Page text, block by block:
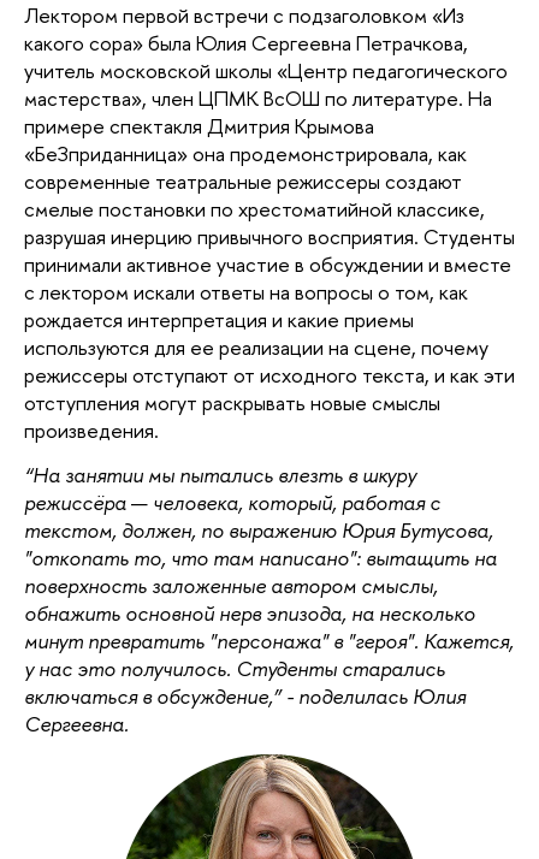
Лектором первой встречи с подзаголовком «Из
какого сора» была Юлия Сергеевна Петрачкова,
учитель московской школы «Центр педагогического
мастерства», член ЦПМК ВсОШ по литературе. На
примере спектакля Дмитрия Крымова
«БеЗприданница» она продемонстрировала, как
современные театральные режиссеры создают
смелые постановки по хрестоматийной классике,
разрушая инерцию привычного восприятия. Студенты
принимали активное участие в обсуждении и вместе
с лектором искали ответы на вопросы о том, как
рождается интерпретация и какие приемы
используются для ее реализации на сцене, почему
режиссеры отступают от исходного текста, и как эти
отступления могут раскрывать новые смыслы
произведения.
“На занятии мы пытались влезть в шкуру
режиссёра— человека, который, работая с
текстом, должен, по выражению Юрия Бутусова,
"откопать то, что там написано": вытащить на
поверхность заложенные автором смыслы,
обнажить основной нерв эпизода, на несколько
минут превратить "персонажа" в "героя". Кажется,
у нас это получилось. Студенты старались
включаться в обсуждение,”- поделилась Юлия
Сергеевна.